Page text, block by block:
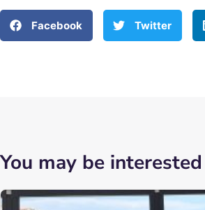
Facebook Twitter
You may be